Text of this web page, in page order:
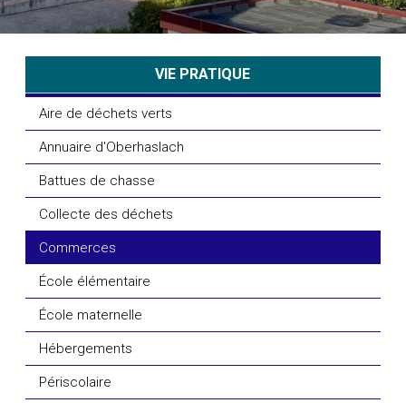
VIE PRATIQUE
Aire de déchets verts
Annuaire d'Oberhaslach
Battues de chasse
Collecte des déchets
Commerces
École élémentaire
École maternelle
Hébergements
Périscolaire